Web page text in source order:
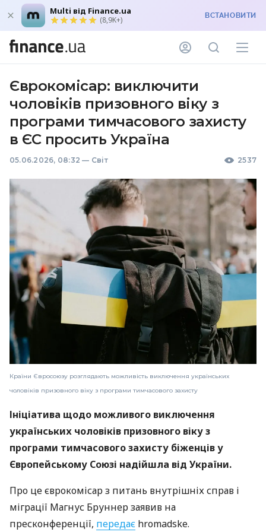
Multi від Finance.ua
(8,9K+) ВСТАНОВИТИ
Єврокомісар: виключити
чоловіків призовного віку з
програми тимчасового захисту
в ЄС просить Україна
05.06.2026, 08:32 — Світ 2537
Країни Євросоюзу розглядають можливість виключення українських
чоловіків призовного віку з програми тимчасового захисту
Ініціатива щодо можливого виключення
українських чоловіків призовного віку з
програми тимчасового захисту біженців у
Європейському Союзі надійшла від України.
Про це єврокомісар з питань внутрішніх справ і
міграції Магнус Бруннер заявив на
пресконференції, передає hromadske.